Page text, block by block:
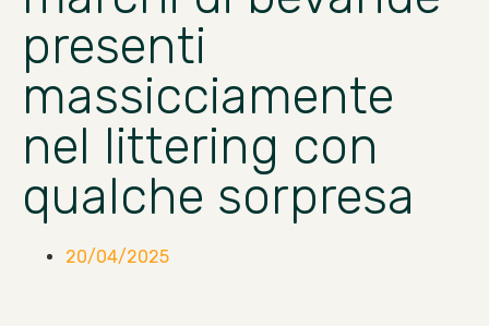
presenti
massicciamente
nel littering con
qualche sorpresa
20/04/2025